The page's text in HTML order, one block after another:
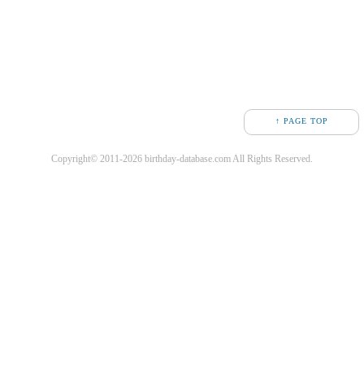
↑ PAGE TOP
Copyright© 2011-2026 birthday-database.com All Rights Reserved.